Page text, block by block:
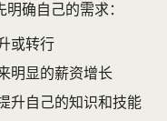
确自己的需求：
或转行
明显的薪资增长
升自己的知识和技能